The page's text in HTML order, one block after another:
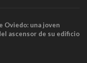
Oviedo: una joven
ascensor de su edificio
minutos